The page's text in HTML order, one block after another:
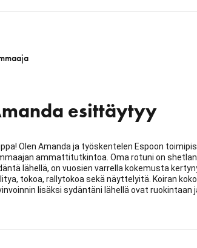
esittäytyy
Olen Amanda ja työskentelen Espoon
ammattitutkintoa. Oma rotuni on
lähellä, on vuosien varrella kokemusta
tokoa, rallytokoa sekä näyttelyitä. Koiran
lisäksi sydäntäni lähellä ovat